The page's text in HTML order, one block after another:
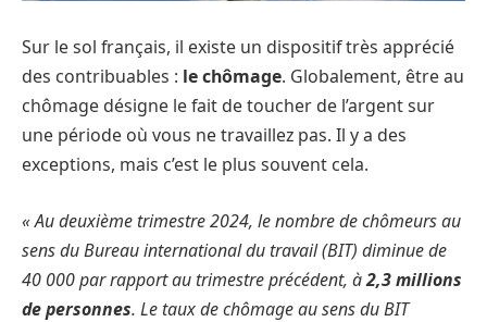
Sur le sol français, il existe un dispositif très apprécié
des contribuables : le chômage. Globalement, être au
chômage désigne le fait de toucher de l’argent sur
une période où vous ne travaillez pas. Il y a des
exceptions, mais c’est le plus souvent cela.
« Au deuxième trimestre 2024, le nombre de chômeurs au
sens du Bureau international du travail (BIT) diminue de
40 000 par rapport au trimestre précédent, à2,3 millions
de personnes. Le taux de chômage au sens du BIT